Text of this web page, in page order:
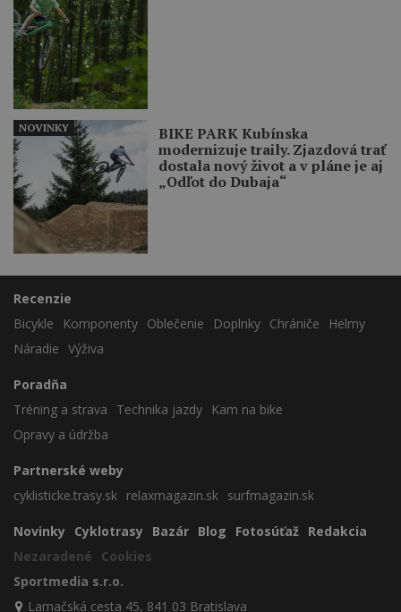
BIKE PARK Kubínska
modernizuje traily. Zjazdová trať
dostala nový život a v pláne je aj
„Odľot do Dubaja“
NOVINKY
Recenzie
Bicykle
Komponenty Oblečenie Doplnky Chrániče
Helmy
Náradie Výživa
Poradňa
Tréning a strava
Technika jazdy
Kam na bike
Opravy a údržba
Partnerské weby
cyklisticke.trasy.sk relaxmagazin.sk surfmagazin.sk
Novinky Cyklotrasy Bazár Blog Fotosúťaž Redakcia
Nezaradené
Cookies
Sportmedia s.r.o.
Lamačská cesta 45, 841 03 Bratislava